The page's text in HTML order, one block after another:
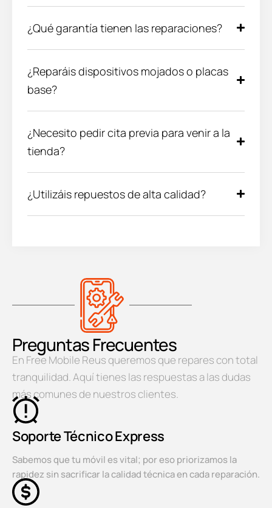
¿Qué garantía tienen las reparaciones?
¿Reparáis dispositivos mojados o placas
base?
¿Necesito pedir cita previa para venir a la
tienda?
¿Utilizáis repuestos de alta calidad?
Preguntas Frecuentes
En Free Mobile Reus queremos que repares con total
tranquilidad. Aquí tienes las respuestas a las dudas
más comunes de nuestros clientes.
Soporte Técnico Express
Sabemos que tu móvil es vital; por eso priorizamos la
rapidez sin sacrificar la calidad técnica en cada reparación.